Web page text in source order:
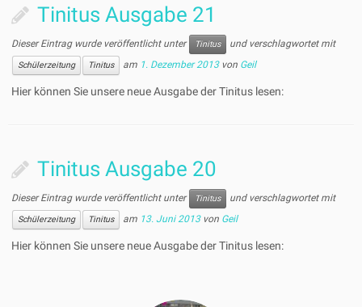
Tinitus Ausgabe 21
Dieser Eintrag wurde veröffentlicht unter Tinitus und verschlagwortet mit
Schülerzeitung Tinitus am 1. Dezember 2013 von Geil
Hier können Sie unsere neue Ausgabe der Tinitus lesen:
Tinitus Ausgabe 20
Dieser Eintrag wurde veröffentlicht unter Tinitus und verschlagwortet mit
Schülerzeitung Tinitus am 13. Juni 2013 von Geil
Hier können Sie unsere neue Ausgabe der Tinitus lesen: